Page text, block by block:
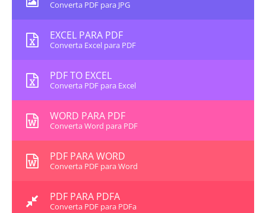
Converta PDF para JPG
EXCEL PARA PDF
Converta Excel para PDF
PDF TO EXCEL
Converta PDF para Excel
WORD PARA PDF
Converta Word para PDF
PDF PARA WORD
Converta PDF para Word
PDF PARA PDFA
Converta PDF para PDFa